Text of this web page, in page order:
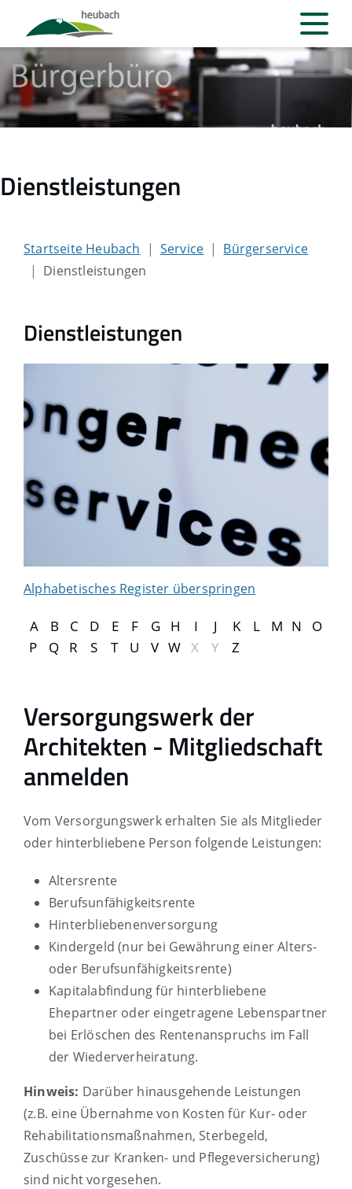
Dienstleistungen
Startseite Heubach Service
Bürgerservice
Dienstleistungen
Dienstleistungen
Alphabetisches Register überspringen
A B C D E F G H I J K L M N
O
P
Q R S T U V W X Y Z
Versorgungswerk der
Architekten - Mitgliedschaft
anmelden
Vom Versorgungswerk erhalten Sie als Mitglieder
oder hinterbliebene Person folgende Leistungen:
Altersrente
Berufsunfähigkeitsrente
Hinterbliebenenversorgung
Kindergeld (nur bei Gewährung einer Alters-
oder Berufsunfähigkeitsrente)
Kapitalabfindung für hinterbliebene
Ehepartner oder eingetragene Lebenspartner
bei Erlöschen des Rentenanspruchs im Fall
der Wiederverheiratung.
Hinweis: Darüber hinausgehende Leistungen
(z.B. eine Übernahme von Kosten für Kur- oder
Rehabilitationsmaßnahmen, Sterbegeld,
Zuschüsse zur Kranken- und Pflegeversicherung)
sind nicht vorgesehen.